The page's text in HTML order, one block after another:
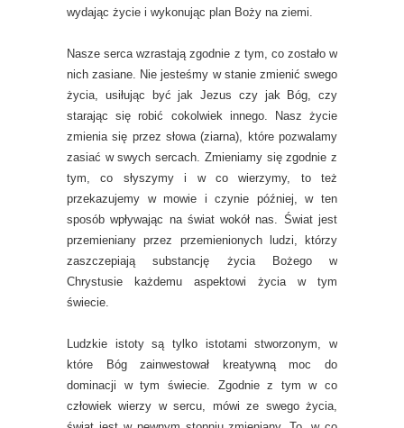
wydając życie i wykonując plan Boży na ziemi.
Nasze serca wzrastają zgodnie z tym, co zostało w
nich zasiane. Nie jesteśmy w stanie zmienić swego
życia, usiłując być jak Jezus czy jak Bóg, czy
starając się robić cokolwiek innego. Nasz życie
zmienia się przez słowa (ziarna), które pozwalamy
zasiać w swych sercach. Zmieniamy się zgodnie z
tym, co słyszymy i w co wierzymy, to też
przekazujemy w mowie i czynie później, w ten
sposób wpływając na świat wokół nas. Świat jest
przemieniany przez przemienionych ludzi, którzy
zaszczepiają substancję życia Bożego w
Chrystusie każdemu aspektowi życia w tym
świecie.
Ludzkie istoty są tylko istotami stworzonym, w
które Bóg zainwestował kreatywną moc do
dominacji w tym świecie. Zgodnie z tym w co
człowiek wierzy w sercu, mówi ze swego życia,